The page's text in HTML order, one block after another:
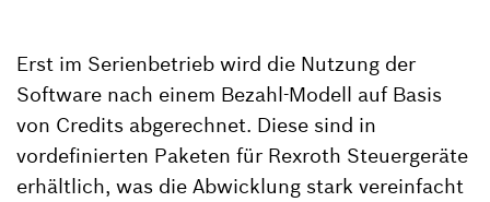
Erst im Serienbetrieb wird die Nutzung der
Software nach einem Bezahl-Modell auf Basis
von Credits abgerechnet. Diese sind in
vordefinierten Paketen für Rexroth Steuergeräte
erhältlich, was die Abwicklung stark vereinfacht